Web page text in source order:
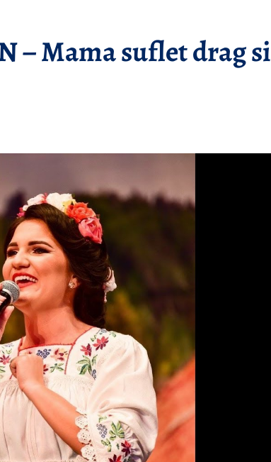
– Mama suflet drag si